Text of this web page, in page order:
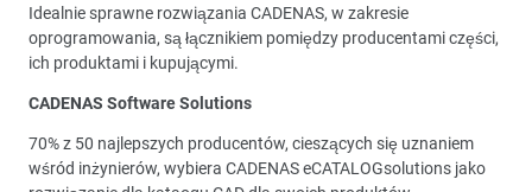
Idealnie sprawne rozwiązania CADENAS, w zakresie
oprogramowania, są łącznikiem pomiędzy producentami części,
ich produktami i kupującymi.
CADENAS Software Solutions
70% z 50 najlepszych producentów, cieszących się uznaniem
wśród inżynierów, wybiera CADENAS eCATALOGsolutions jako